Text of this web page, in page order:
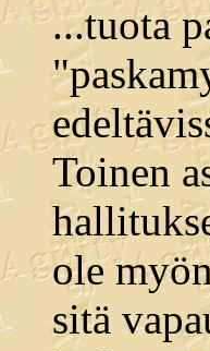
...tuota
Toinen
ole
sitä